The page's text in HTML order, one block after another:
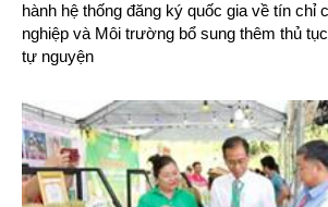
hành hệ thống đăng ký quốc gia về tín chỉ
nghiệp và Môi trường bổ sung thêm thủ
tự nguyện